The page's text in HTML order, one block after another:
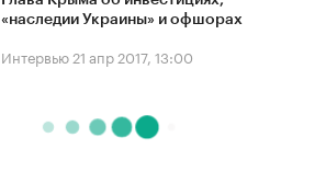
«наследии Украины» и офшорах
Интервью 21 апр 2017, 13:00